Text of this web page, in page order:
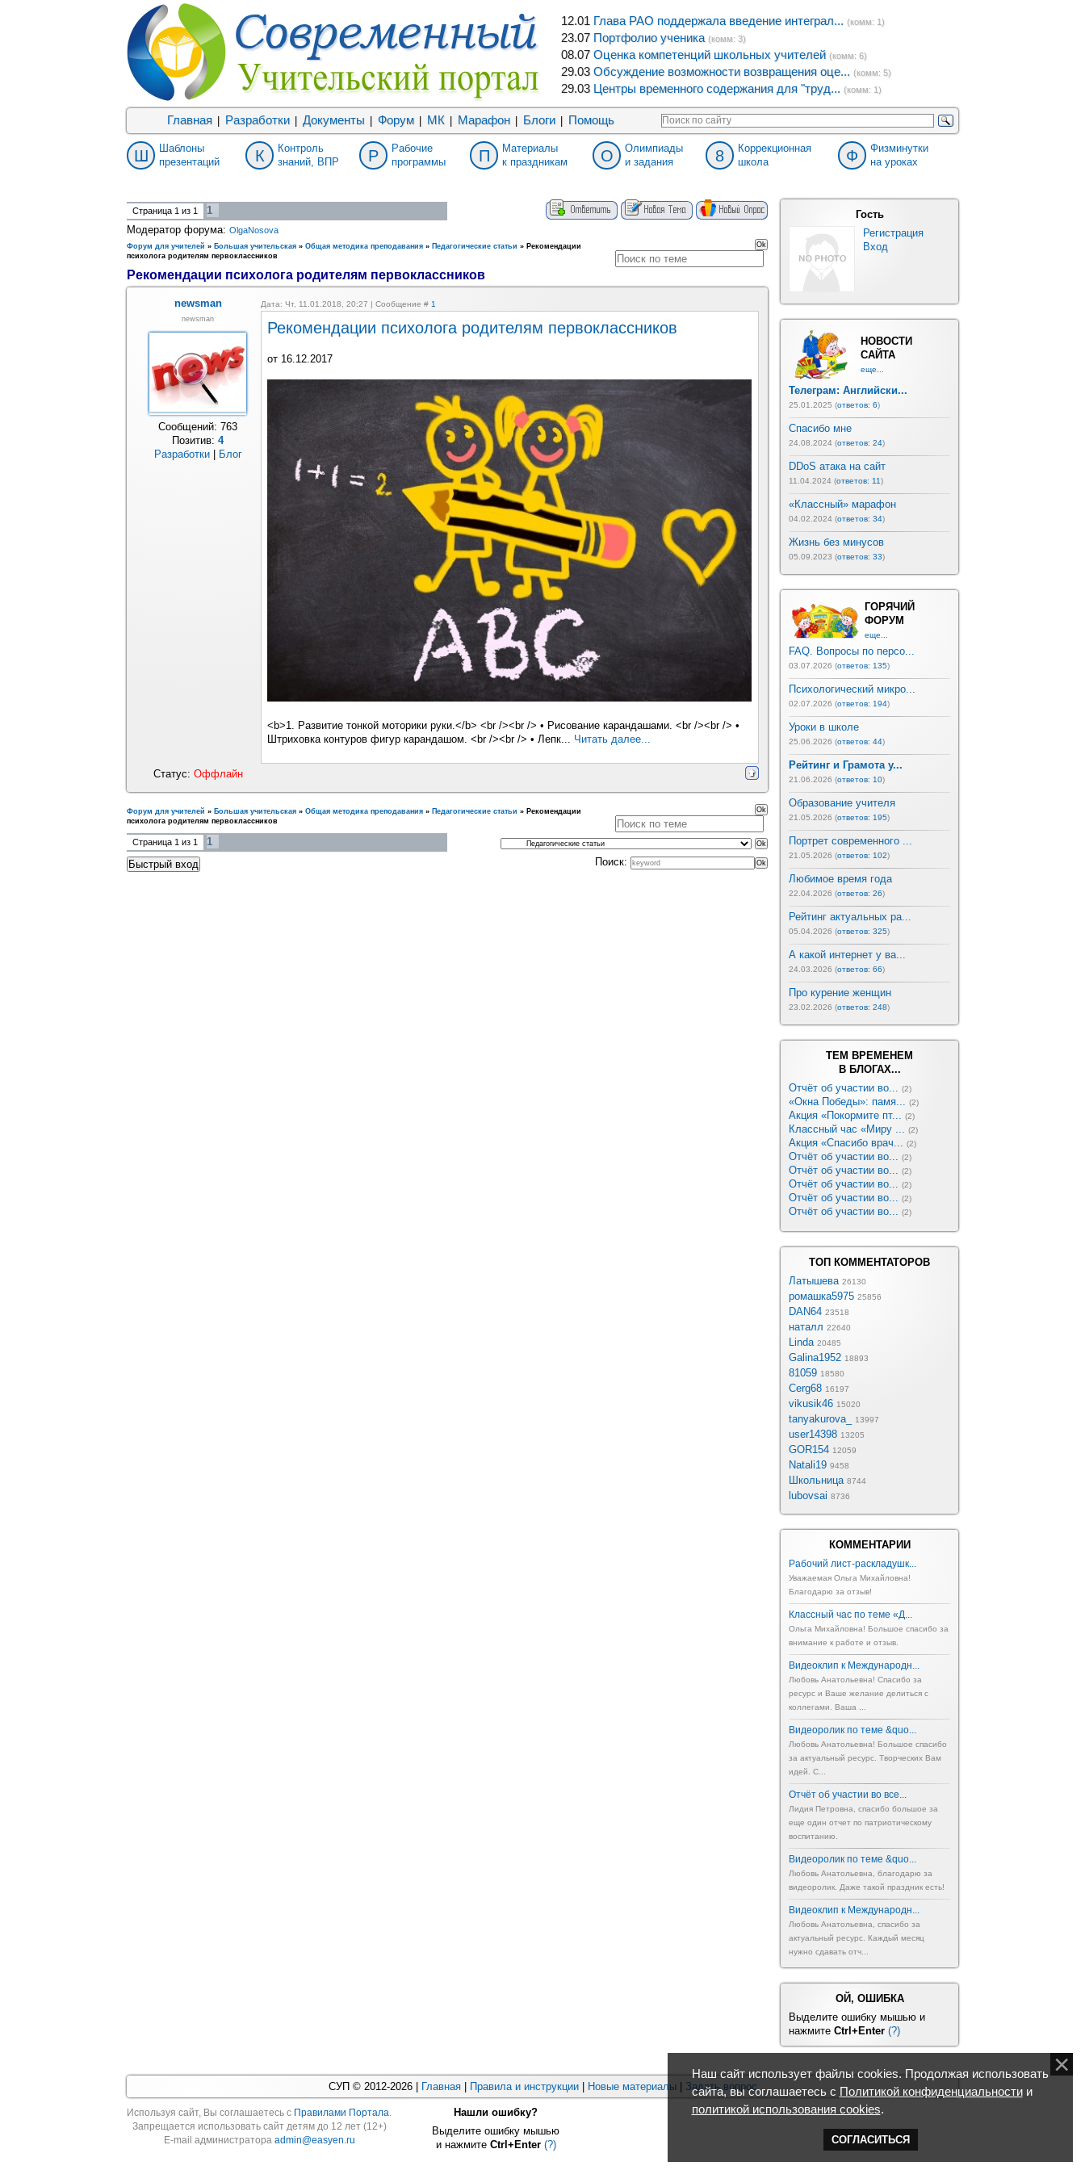
12.01 Глава РАО поддержала введение интеграл... (комм: 1)
23.07 Портфолио ученика (комм: 3)
08.07 Оценка компетенций школьных учителей (комм: 6)
29.03 Обсуждение возможности возвращения оце... (комм: 5)
29.03 Центры временного содержания для "труд... (комм: 1)
Главная Разработки Документы Форум МК Марафон Блоги Помощь
Ш
Шаблоны
презентаций
К
Контроль
знаний, ВПР
Р
Рабочие
программы
П
Материалы
к праздникам
О
Олимпиады
и задания
8
Коррекционная
школа
Ф
Физминутки
на уроках
Страница 1 из 1
1
Модератор форума: OlgaNosova
Форум для учителей » Большая учительская » Общая методика преподавания » Педагогические статьи » Рекомендации
психолога родителям первоклассников
Рекомендации психолога родителям первоклассников
newsman Дата: Чт, 11.01.2018, 20:27 | Сообщение # 1
newsman
Сообщений: 763
Позитив: 4
Разработки| Блог
Рекомендации психолога родителям первоклассников
от 16.12.2017
<b>1. Развитие тонкой моторики руки.</b> <br /><br /> • Рисование карандашами. <br /><br /> •
Штриховка контуров фигур карандашом. <br /><br /> • Лепк... Читать далее...
Статус: Оффлайн
Форум для учителей » Большая учительская » Общая методика преподавания » Педагогические статьи » Рекомендации
психолога родителям первоклассников
Страница 1 из 1
1
Поиск:
Гость
Регистрация
Вход
НОВОСТИ
САЙТА
еще...
Телеграм: Английски...
25.01.2025 (ответов: 6)
Спасибо мне
24.08.2024 (ответов: 24)
DDoS атака на сайт
11.04.2024 (ответов: 11)
«Классный» марафон
04.02.2024 (ответов: 34)
Жизнь без минусов
05.09.2023 (ответов: 33)
ГОРЯЧИЙ
ФОРУМ
еще...
FAQ. Вопросы по персо...
03.07.2026 (ответов: 135)
Психологический микро...
02.07.2026 (ответов: 194)
Уроки в школе
25.06.2026 (ответов: 44)
Рейтинг и Грамота у...
21.06.2026 (ответов: 10)
Образование учителя
21.05.2026 (ответов: 195)
Портрет современного ...
21.05.2026 (ответов: 102)
Любимое время года
22.04.2026 (ответов: 26)
Рейтинг актуальных ра...
05.04.2026 (ответов: 325)
А какой интернет у ва...
24.03.2026 (ответов: 66)
Про курение женщин
23.02.2026 (ответов: 248)
ТЕМ ВРЕМЕНЕМ
В БЛОГАХ...
Отчёт об участии во... (2)
«Окна Победы»: памя... (2)
Акция «Покормите пт... (2)
Классный час «Миру ... (2)
Акция «Спасибо врач... (2)
Отчёт об участии во... (2)
Отчёт об участии во... (2)
Отчёт об участии во... (2)
Отчёт об участии во... (2)
Отчёт об участии во... (2)
ТОП КОММЕНТАТОРОВ
Латышева 26130
ромашка5975 25856
DAN64 23518
наталл 22640
Linda 20485
Galina1952 18893
81059 18580
Cerg68 16197
vikusik46 15020
tanyakurova_ 13997
user14398 13205
GOR154 12059
Natali19 9458
Школьница 8744
lubovsai 8736
КОММЕНТАРИИ
Рабочий лист-раскладушк...
Уважаемая Ольга Михайловна!
Благодарю за отзыв!
Классный час по теме «Д...
Ольга Михайловна! Большое спасибо за
внимание к работе и отзыв.
Видеоклип к Международн...
Любовь Анатольевна! Спасибо за
ресурс и Ваше желание делиться с
коллегами. Ваша ...
Видеоролик по теме &quo...
Любовь Анатольевна! Большое спасибо
за актуальный ресурс. Творческих Вам
идей. С...
Отчёт об участии во все...
Лидия Петровна, спасибо большое за
еще один отчет по патриотическому
воспитанию.
Видеоролик по теме &quo...
Любовь Анатольевна, благодарю за
видеоролик. Даже такой праздник есть!
Видеоклип к Международн...
Любовь Анатольевна, спасибо за
актуальный ресурс. Каждый месяц
нужно сдавать отч...
ОЙ, ОШИБКА
Выделите ошибку мышью и
нажмите Ctrl+Enter (?)
СУП © 2012-2026 | Главная| Правила и инструкции| Новые материалы| Задать вопрос
Используя cайт, Вы соглашаетесь с Правилами Портала.
Запрещается использовать сайт детям до 12 лет (12+)
E-mail администратора admin@easyen.ru
Нашли ошибку?
Выделите ошибку мышью
и нажмите Ctrl+Enter (?)
Наш сайт использует файлы cookies. Продолжая использовать
сайта, вы соглашаетесь с Политикой конфиденциальностии
политикой использования cookies.
СОГЛАСИТЬСЯ